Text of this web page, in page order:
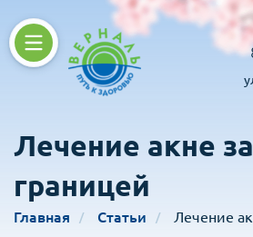
Лечение акне за
границей
Главная Статьи Лечение